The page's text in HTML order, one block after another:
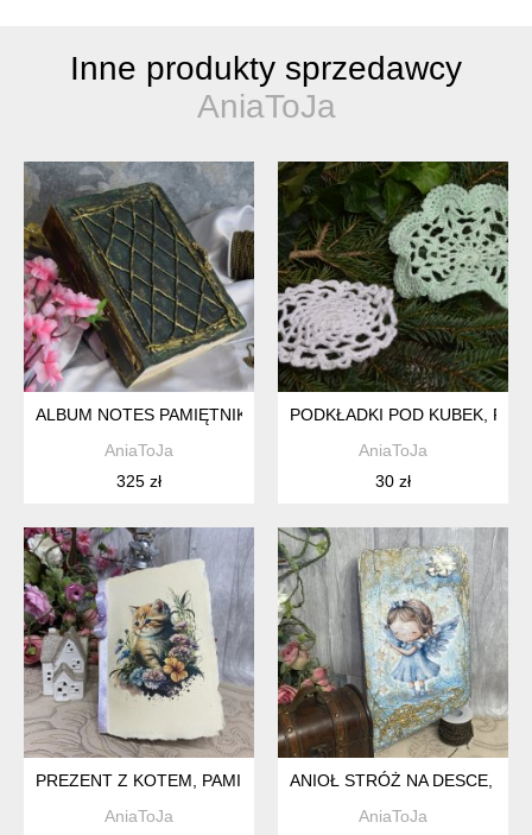
Inne produkty sprzedawcy
AniaToJa
ALBUM NOTES PAMIĘTNIK, PREZENT POD CHOINKĘ, KSIĘGA
AniaToJa
325 zł
PODKŁADKI POD KUBEK,
AniaToJa
30 zł
PREZENT Z KOTEM, PAMIĘTNIK DLA DZIEWCZYNKI, NOTES,
AniaToJa
ANIOŁ STRÓŻ NA DESCE,
AniaToJa